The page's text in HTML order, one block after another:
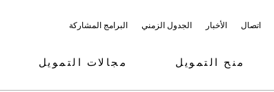
البرامج المشاركة الجدول الزمني الأخبار اتصال
مجالات التمويل منح التمويل